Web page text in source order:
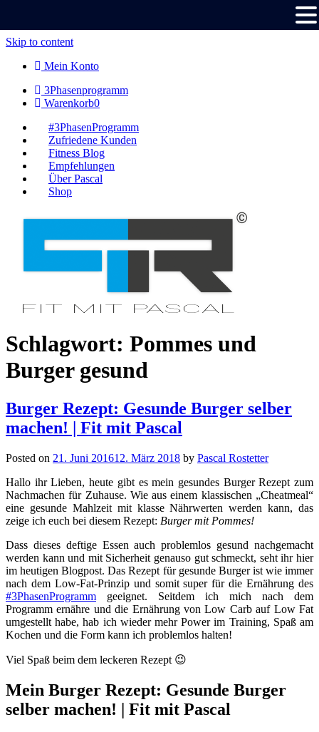
Skip to content
Mein Konto
3Phasenprogramm
Warenkorb0
#3PhasenProgramm
Zufriedene Kunden
Fitness Blog
Empfehlungen
Über Pascal
Shop
Schlagwort: Pommes und
Burger gesund
Burger Rezept: Gesunde Burger selber
machen! | Fit mit Pascal
Posted on 21. Juni 201612. März 2018 by Pascal Rostetter
Hallo ihr Lieben, heute gibt es mein gesundes Burger Rezept zum
Nachmachen für Zuhause. Wie aus einem klassischen „Cheatmeal“
eine gesunde Mahlzeit mit klasse Nährwerten werden kann, das
zeige ich euch bei diesem Rezept: Burger mit Pommes!
Dass dieses deftige Essen auch problemlos gesund nachgemacht
werden kann und mit Sicherheit genauso gut schmeckt, seht ihr hier
im heutigen Blogpost. Das Rezept für gesunde Burger ist wie immer
nach dem Low-Fat-Prinzip und somit super für die Ernährung des
#3PhasenProgramm geeignet. Seitdem ich mich nach dem
Programm ernähre und die Ernährung von Low Carb auf Low Fat
umgestellt habe, hab ich wieder mehr Power im Training, Spaß am
Kochen und die Form kann ich problemlos halten!
Viel Spaß beim dem leckeren Rezept 😉
Mein Burger Rezept: Gesunde Burger
selber machen! | Fit mit Pascal